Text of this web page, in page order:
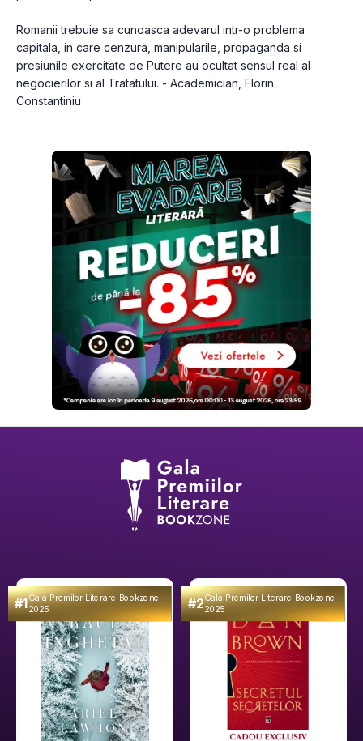
Romanii trebuie sa cunoasca adevarul intr-o problema
capitala, in care cenzura, manipularile, propaganda si
presiunile exercitate de Putere au ocultat sensul real al
negocierilor si al Tratatului. - Academician, Florin
Constantiniu
#1Gala Premilor Literare Bookzone
2025 #2Gala Premilor Literare Bookzone
2025